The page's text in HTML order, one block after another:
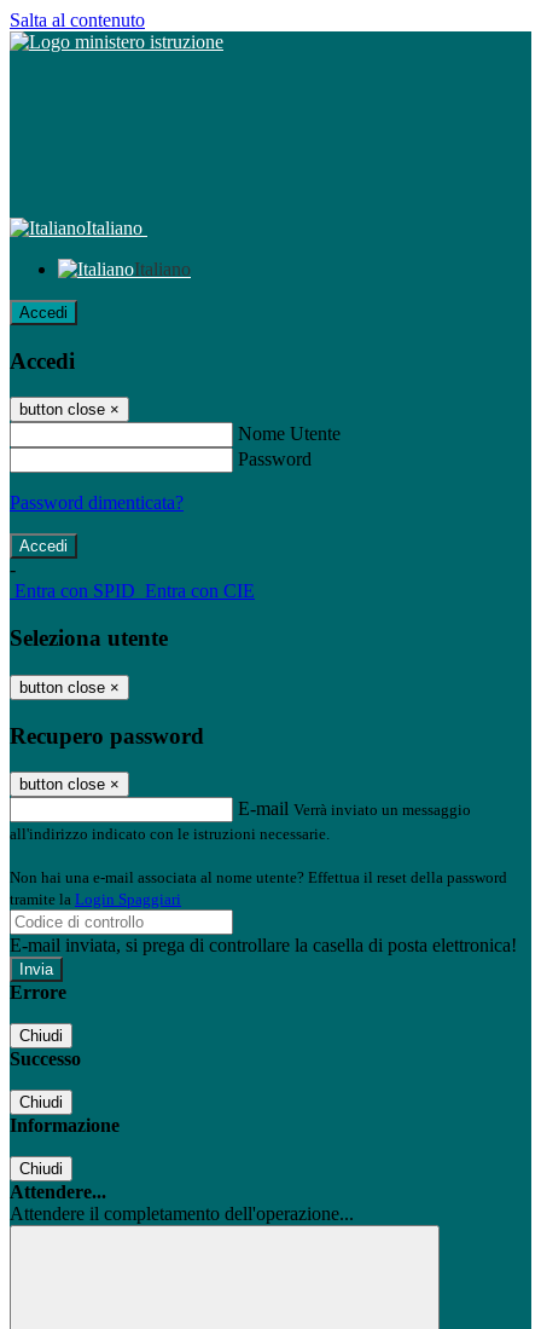
Salta al contenuto
Italiano
Italiano
Accedi
Accedi
button close ×
Nome Utente
Password
Password dimenticata?
-
Entra con SPID Entra con CIE
Seleziona utente
button close ×
Recupero password
button close ×
E-mail Verrà inviato un messaggio
all'indirizzo indicato con le istruzioni necessarie.
Non hai una e-mail associata al nome utente? Effettua il reset della password
tramite la Login Spaggiari
E-mail inviata, si prega di controllare la casella di posta elettronica!
Errore
Chiudi
Successo
Chiudi
Informazione
Chiudi
Attendere...
Attendere il completamento dell'operazione...